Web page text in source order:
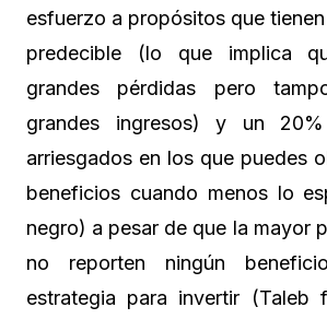
esfuerzo a propósitos que
predecible (lo que implica
grandes pérdidas pero
grandes ingresos) y un
arriesgados en los que puedes
beneficios cuando menos lo
negro) a pesar de que la mayor
no reporten ningún
estrategia para invertir (Taleb